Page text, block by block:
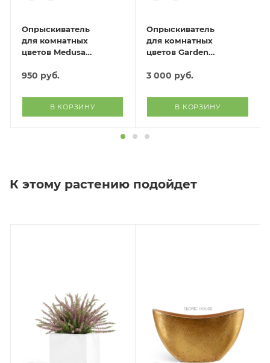
Опрыскиватель
для комнатных
цветов Medusa
950 руб.
В КОРЗИНУ
Опрыскиватель
для комнатных
цветов Garden
3 000 руб.
В КОРЗИНУ
К этому растению подойдет